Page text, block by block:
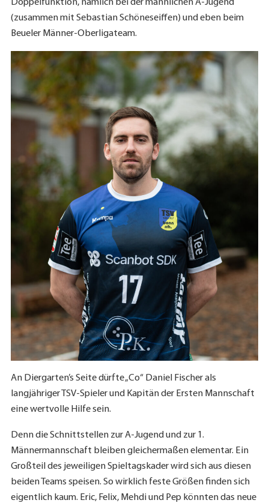
Doppelfunktion, nämlich bei der männlichen A-Jugend
(zusammen mit Sebastian Schöneseiffen) und eben beim
Beueler Männer-Oberligateam.
An Diergarten’s Seite dürfte „Co“ Daniel Fischer als
langjähriger TSV-Spieler und Kapitän der Ersten Mannschaft
eine wertvolle Hilfe sein.
Denn die Schnittstellen zur A-Jugend und zur 1.
Männermannschaft bleiben gleichermaßen elementar. Ein
Großteil des jeweiligen Spieltagskader wird sich aus diesen
beiden Teams speisen. So wirklich feste Größen finden sich
eigentlich kaum. Eric, Felix, Mehdi und Pep könnten das neue